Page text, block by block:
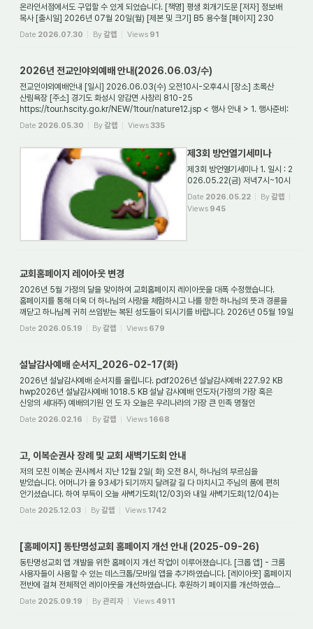
온라인서점에서도 구입할 수 있게 되었습니다. [책명] 평생 회개기도문 [저자] 정보배
목사 [출시일] 2026년 07월 20일(월) [제본 및 크기] B5 용수철 [페이지] 230
Date 2026.07.30 By갈렙 Views 91
2026년 전교인야외예배 안내(2026.06.03/수)
전교인야외예배안내 [일시] 2026.06.03(수) 오전10시-오후4시 [장소] 초록산
산림욕장 [주소] 경기도 화성시 양감면 사창리 810-25
https://tour.hscity.go.kr/NEW/1tour/nature12.jsp < 행사 안내 > 1. 행사준비:
준비위원장 김태우 안수집사(차양막 설치), ...
Date 2026.05.30 By갈렙 Views335
제3회 방언열기세미나
제3회 방언열기세미나 1. 일시 : 2
026.05.22(금) 저녁7시~10시
(찬양은 6시30분부터) 2. 장소:
동탄명성교회 본당 (경기도 화성
시 동탄구 동탄반석로 120, 8층)
Date 2026.05.22 By갈렙
Views 945
교회홈페이지 레이아웃 변경
2026년 5월 가정의 달을 맞이하여 교회홈페이지 레이아웃을 대폭 수정했습니다.
홈페이지를 통해 더욱 더 하나님의 사랑을 체험하시고 나를 향한 하나님의 뜻과 경륜을
깨닫고 하나님께 귀히 쓰임받는 복된 성도들이 되시기를 바랍니다. 2026년 05월 19일
Date 2026.05.19 By갈렙 Views 679
설날감사예배 순서지_2026-02-17(화)
2026년 설날감사예배 순서지를 올립니다. pdf2026년 설날감사예배 227.92 KB
hwp2026년 설날감사예배 1018.5 KB 설날 감사예배 인도자(가정의 가장 혹은
신앙의 세대주) 예배의기원 인 도 자 오늘은 우리나라의 가장 큰 민족 명절인
설날입니다. 이 복된 음력...
Date 2026.02.16 By갈렙 Views 1668
고, 이복순권사 장례 및 교회 새벽기도회 안내
저의 모친 이복순 권사께서 지난 12월 2일( 화) 오전 8시, 하나님의 부르심을
받았습니다. 어머니가 올 93세가 되기까지 달려갈 길 다 마치시고 주님의 품에 편히
안기셨습니다. 하여 부득이 오늘 새벽기도회(12/03)와 내일 새벽기도회(12/04)는
Date 2025.12.03 By갈렙 Views 1742
[홈페이지] 동탄명성교회 홈페이지 개선 안내 (2025-09-26)
동탄명성교회 앱 개발을 위한 홈페이지 개선 작업이 이루어졌습니다. [크롭 앱] - 크롬
사용자들이 사용할 수 있는 데스크톱/모바일 앱을 추가하였습니다. [레이아웃] 홈페이지
전반에 걸쳐 전체적인 레이아웃을 개선하였습니다. 후원하기 페이지를 개선하였습...
Date 2025.09.19 By관리자 Views 4911